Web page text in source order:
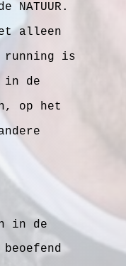
alleen
running is
in de
op het
in de